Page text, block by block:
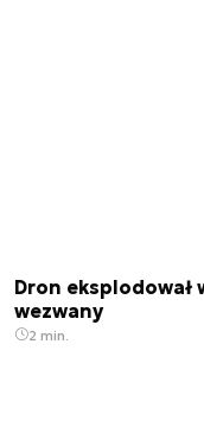
Dron eksplodował
wezwany
2 min.